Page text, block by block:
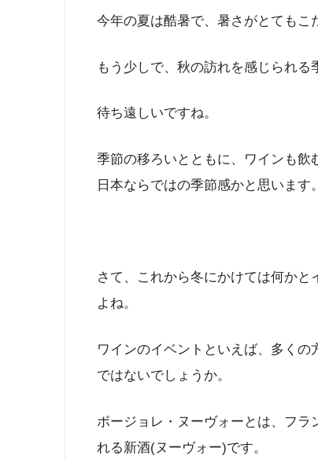
今年の夏は酷暑で、暑さがとてもこ
もう少しで、秋の訪れを感じられる
待ち遠しいですね。
季節の移ろいとともに、ワインも飲
日本ならではの季節感かと思います。
さて、これから冬にかけては何か
よね。
ワインのイベントといえば、多くの
ではないでしょうか。
ボージョレ・ヌーヴォーとは、フ
れる新酒(ヌーヴォー)です。